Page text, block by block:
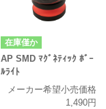
在庫僅か
AP SMD ﾏｸﾞﾈﾃｨｯｸ ﾎﾞｰ
ﾙﾗｲﾄ
メーカー希望小売価格
1,490円